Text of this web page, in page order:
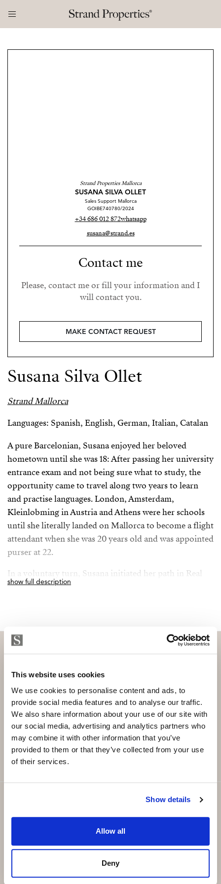
This website uses cookies
We use cookies to personalise content and ads, to
provide social media features and to analyse our traffic.
We also share information about your use of our site with
our social media, advertising and analytics partners who
may combine it with other information that you’ve
provided to them or that they’ve collected from your use
of their services.
Show details
Allow all
Deny
Strand Properties Mallorca
SUSANA SILVA OLLET
Sales Support Mallorca
GOIBE740780/2024
+34 686 012 872whatsapp
susana@strand.es
Contact me
Please, contact me or fill your information and I
will contact you.
MAKE CONTACT REQUEST
Susana Silva Ollet
Strand Mallorca
Languages: Spanish, English, German, Italian, Catalan
A pure Barcelonian, Susana enjoyed her beloved
hometown until she was 18: After passing her university
entrance exam and not being sure what to study, the
opportunity came to travel along two years to learn
and practise languages. London, Amsterdam,
Kleinlobming in Austria and Athens were her schools
until she literally landed on Mallorca to become a flight
attendant when she was 20 years old and was appointed
purser at 22.
In a voluntary turn, Susana initiated her path in Real
Estate in 1998 as a successful real estate sales consultant
trainer/on-site coach for new sales consultants and
managers. 15 years and +1.800 trained agents later, she
is about properties.
One of her goals in Sales Support at Strand Properties
is optimising the consultants’ productivity and
providing a space they all want to enjoy and share
experiences.
Proofreading, copywriting, translating and styling texts
-----
Barcelonesa de pura cepa, Susana disfrutó de su amada
ciudad natal hasta los 18 años: tras la selectividad no
show full description
Subscribe and be the first to receive exclusive
offers and updates.
Email*
SUBSCRIBE